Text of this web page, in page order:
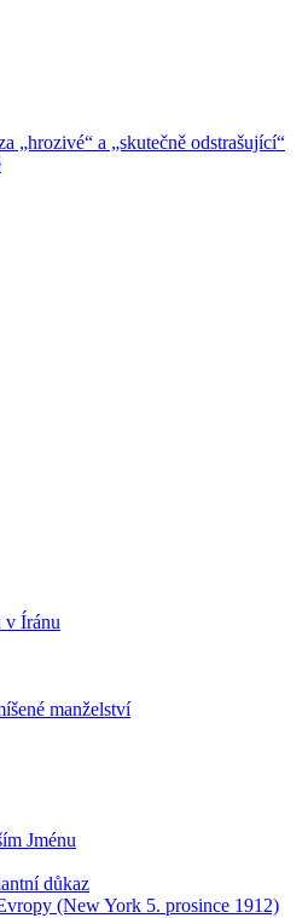
„hrozivé“ a „skutečně odstrašující“
v Íránu
manželství
Jménu
důkaz
(New York 5. prosince 1912)